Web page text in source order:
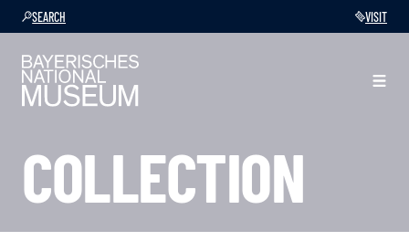
SEARCH VISIT
COLLECTION